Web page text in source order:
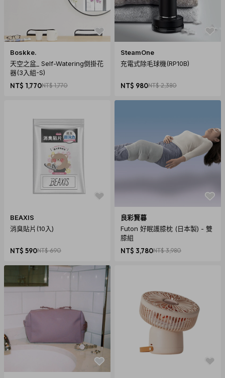
Boskke.
天空之盆_ Self-Watering倒掛花
器(3入組-S)
NT$ 1,770NT$ 1,770
SteamOne
充電式除毛球機(RP10B)
NT$ 980NT$ 2,380
BEAXIS
消臭貼片(10入)
NT$ 590NT$ 690
良彩賢暮
Futon 好眠護膝枕 (日本製) - 雙
膝組
NT$ 3,780NT$ 3,980